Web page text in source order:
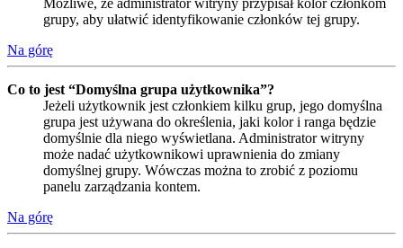
Możliwe, że administrator witryny przypisał kolor członkom
grupy, aby ułatwić identyfikowanie członków tej grupy.
Na górę
Co to jest “Domyślna grupa użytkownika”?
Jeżeli użytkownik jest członkiem kilku grup, jego domyślna
grupa jest używana do określenia, jaki kolor i ranga będzie
domyślnie dla niego wyświetlana. Administrator witryny
może nadać użytkownikowi uprawnienia do zmiany
domyślnej grupy. Wówczas można to zrobić z poziomu
panelu zarządzania kontem.
Na górę